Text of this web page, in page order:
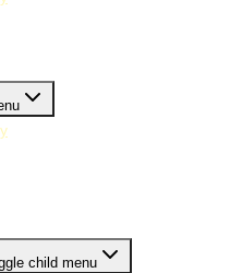
child menu